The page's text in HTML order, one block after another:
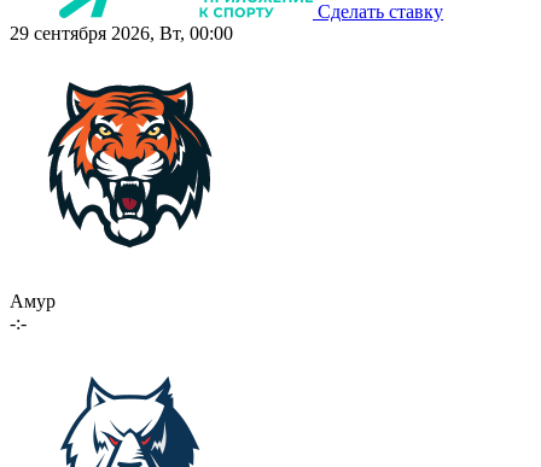
Сделать ставку
29 сентября 2026, Вт, 00:00
Амур
-:-